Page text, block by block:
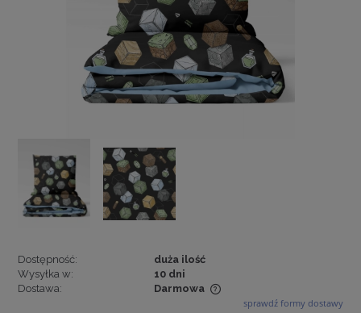
Dostępność:
duża ilość
Wysyłka w:
10 dni
Dostawa:
Darmowa
Cena nie zawiera ewentualnych kosztów płatności
sprawdź formy dostawy